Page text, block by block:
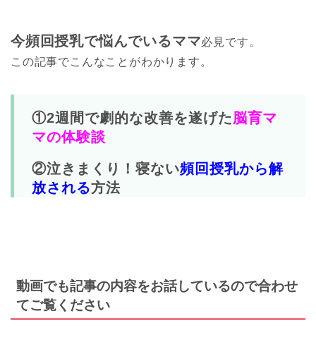
今頻回授乳で悩んでいるママ必見です。
この記事でこんなことがわかります。
①2週間で劇的な改善を遂げた脳育マ
マの体験談
②泣きまくり！寝ない頻回授乳から解
放される方法
動画でも記事の内容をお話しているので合わせ
てご覧ください